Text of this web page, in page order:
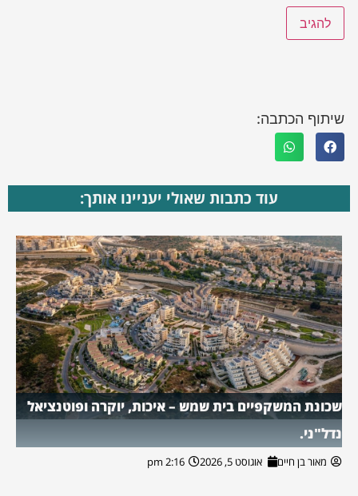
שיתוף הכתבה:
עוד כתבות שאולי יעניינו אותך:
שכונת המשקפיים בית שמש – איכות, יוקרה ופוטנציאל
נדל"ני.
מאור בן חיים אוגוסט 5, 2026 2:16 pm